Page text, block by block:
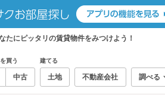
にピッタリの賃貸物件をみつけよう！
買う
中古
建てる
土地 不動産会社 調べる